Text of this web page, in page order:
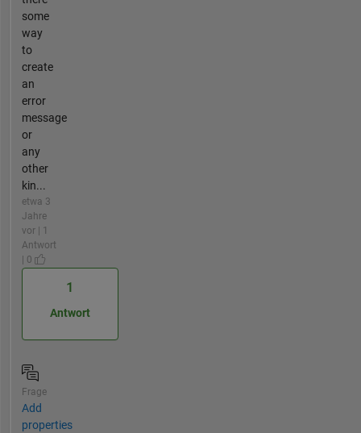
some
way
to
create
an
error
message
or
any
other
kin...
etwa 3
Jahre
vor | 1
Antwort
| 0
1
Antwort
Frage
Add
properties